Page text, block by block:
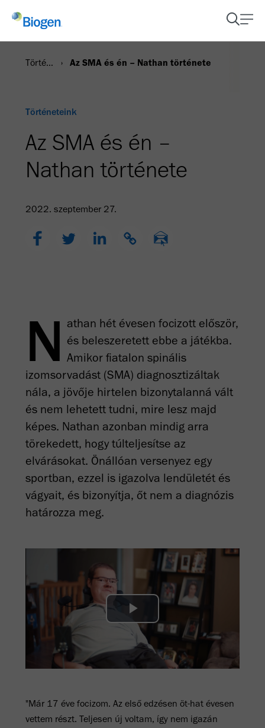
Történetek Az SMA és én – Nathan története
Történeteink
Az SMA és én –
Nathan története
2022. szeptember 27.
N athan hét évesen focizott először,
és beleszeretett ebbe a játékba.
Amikor fiatalon spinális
izomsorvadást (SMA) diagnosztizáltak
nála, a jövője hirtelen bizonytalanná vált
és nem lehetett tudni, mire lesz majd
képes. Nathan azonban mindig arra
törekedett, hogy túlteljesítse az
elvárásokat. Önállóan versenyez egy
sportban, ezzel is igazolva lendületét és
vágyait, és bizonyítja, őt nem a diagnózis
határozza meg.
Play
Video
"Már 17 éve focizom. Az első edzésen öt-hat évesen
vettem részt. Teljesen új voltam, így nem igazán